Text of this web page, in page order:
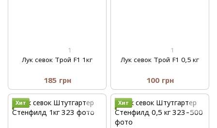
1
Лук севок Трой F1 1кг
185 грн
1
Лук севок Трой F1 0,5 кг
100 грн
Хит Хит